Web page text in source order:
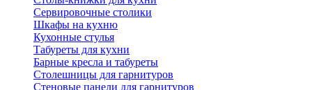
Сервировочные столики
Шкафы на кухню
Кухонные стулья
Табуреты для кухни
Барные кресла и табуреты
Столешницы для гарнитуров
Стеновые панели для гарнитуров